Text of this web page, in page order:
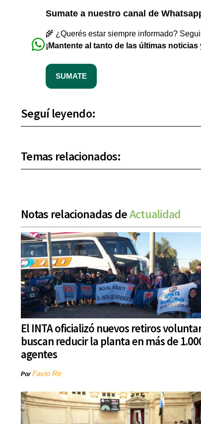
Sumate a nuestro canal de
🌾 ¿Querés estar siempre informado?
¡Mantente al tanto de las últimas
SUMATE
Seguí leyendo:
Temas relacionados:
Notas relacionadas deActualidad
El INTA oficializó nuevos retiros
buscan reducir la planta en más de
agentes
PorFavio Re